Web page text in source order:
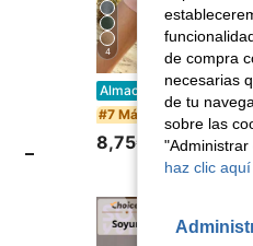
4
Almacén UE Pantalones estampados de moda para mujer, ligeros y transpirables, con
#7 Más vendidos
8,75€
de compra
necesarias
de tu
sobre las
haz clic